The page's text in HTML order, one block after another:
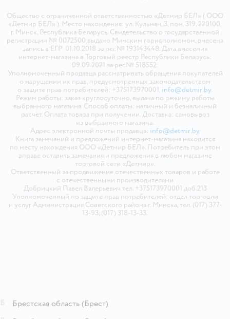
Общество с ограниченной ответственностью «Детмир БЕЛ» ( ООО
«Детмир БЕЛ» ). Место нахождения: ул. Кульман, 3, пом. 319, 220100,
г. Минск, Республика Беларусь. Свидетельство о государственной
регистрации № 0072500 выдано Минским горисполкомом, внесена
запись в ЕГР 01.10.2018 за рег.№ 193143448. Дата внесения
интернет-магазина в Торговый реестр Республики Беларусь:
09.09.2021 за рег.№ 518552.
Уполномоченный продавца рассматривать обращения покупателей
о нарушении их прав, предусмотренных законодательством
о защите прав потребителей: +375173970001, info@detmir.by.
Режим работы: заказ круглосуточно, выдача по режиму работы
выбранного магазина. Способ оплаты: наличный и безналичный
расчёт. Оплата товара при получении. Доставка: самовывоз
из выбранного магазина.
Адрес электронной почты продавца: info@detmir.by
Книга замечаний и предложений интернет-магазина находится
по месту нахождения ООО «Детмир БЕЛ». Потребитель при этом
вправе оставить замечания и предложения в любом магазине
торговой сети «Детмир».
Ответственный за продвижение отечественных товаров и работе
с отечественными производителями
Добрицкий Павел Валерьевич тел. +375173970001 доб.213
Уполномоченный по защите прав потребителей: отдел торговли
и услуг Администрация Советского района г. Минска, тел. (017) 377-
13-93, (017) 318-13-33.
Брестская область (Брест)